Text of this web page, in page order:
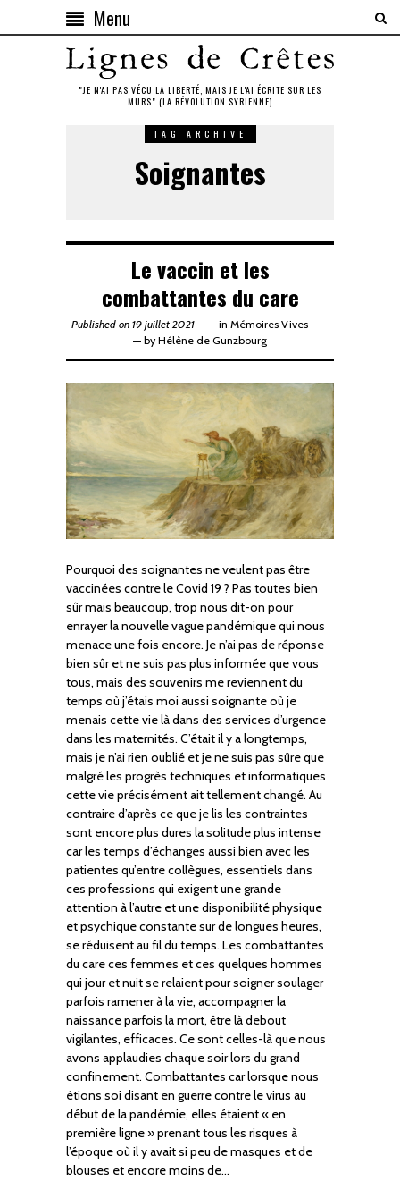
Menu
"JE N'AI PAS VÉCU LA LIBERTÉ, MAIS JE L'AI ÉCRITE SUR LES
MURS" (LA RÉVOLUTION SYRIENNE)
TAG ARCHIVE
Soignantes
Le vaccin et les
combattantes du care
Published on 19 juillet 2021 in Mémoires Vives
— by Hélène de Gunzbourg
Pourquoi des soignantes ne veulent pas être
vaccinées contre le Covid 19 ? Pas toutes bien
sûr mais beaucoup, trop nous dit-on pour
enrayer la nouvelle vague pandémique qui nous
menace une fois encore. Je n’ai pas de réponse
bien sûr et ne suis pas plus informée que vous
tous, mais des souvenirs me reviennent du
temps où j’étais moi aussi soignante où je
menais cette vie là dans des services d’urgence
dans les maternités. C’était il y a longtemps,
mais je n’ai rien oublié et je ne suis pas sûre que
malgré les progrès techniques et informatiques
cette vie précisément ait tellement changé. Au
contraire d’après ce que je lis les contraintes
sont encore plus dures la solitude plus intense
car les temps d’échanges aussi bien avec les
patientes qu’entre collègues, essentiels dans
ces professions qui exigent une grande
attention à l’autre et une disponibilité physique
et psychique constante sur de longues heures,
se réduisent au fil du temps. Les combattantes
du care ces femmes et ces quelques hommes
qui jour et nuit se relaient pour soigner soulager
parfois ramener à la vie, accompagner la
naissance parfois la mort, être là debout
vigilantes, efficaces. Ce sont celles-là que nous
avons applaudies chaque soir lors du grand
confinement. Combattantes car lorsque nous
étions soi disant en guerre contre le virus au
début de la pandémie, elles étaient « en
première ligne » prenant tous les risques à
l’époque où il y avait si peu de masques et de
blouses et encore moins de…